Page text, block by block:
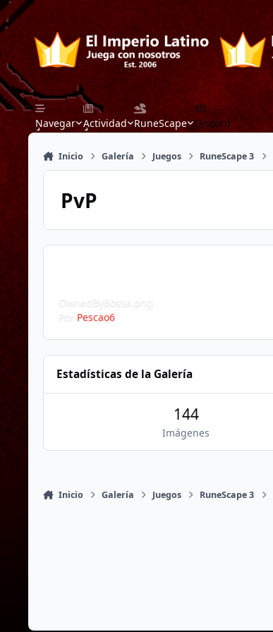
Saltar a contenido
Navegar Actividad RuneScape Discord
Inicio Galería Juegos RuneScape 3
PvP
OwnedByBossa.png
Por Pescao6
Estadísticas de la Galería
Imágenes
144
Inicio Galería Juegos RuneScape 3